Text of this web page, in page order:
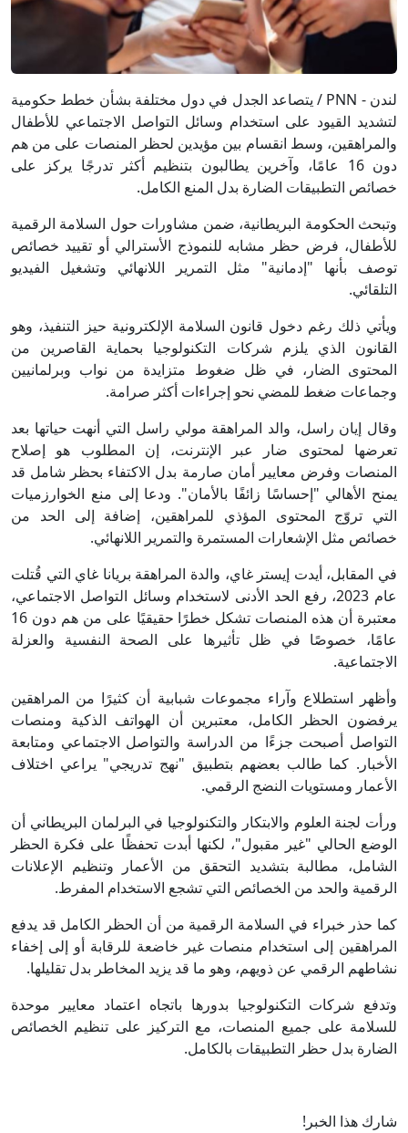
لندن - PNN / يتصاعد الجدل في دول مختلفة بشأن خطط حكومية
لتشديد القيود على استخدام وسائل التواصل الاجتماعي للأطفال
والمراهقين، وسط انقسام بين مؤيدين لحظر المنصات على من هم
دون 16 عامًا، وآخرين يطالبون بتنظيم أكثر تدرجًا يركز على
خصائص التطبيقات الضارة بدل المنع الكامل.
وتبحث الحكومة البريطانية، ضمن مشاورات حول السلامة الرقمية
للأطفال، فرض حظر مشابه للنموذج الأسترالي أو تقييد خصائص
توصف بأنها "إدمانية" مثل التمرير اللانهائي وتشغيل الفيديو
التلقائي.
ويأتي ذلك رغم دخول قانون السلامة الإلكترونية حيز التنفيذ، وهو
القانون الذي يلزم شركات التكنولوجيا بحماية القاصرين من
المحتوى الضار، في ظل ضغوط متزايدة من نواب وبرلمانيين
وجماعات ضغط للمضي نحو إجراءات أكثر صرامة.
وقال إيان راسل، والد المراهقة مولي راسل التي أنهت حياتها بعد
تعرضها لمحتوى ضار عبر الإنترنت، إن المطلوب هو إصلاح
المنصات وفرض معايير أمان صارمة بدل الاكتفاء بحظر شامل قد
يمنح الأهالي "إحساسًا زائفًا بالأمان". ودعا إلى منع الخوارزميات
التي تروّج المحتوى المؤذي للمراهقين، إضافة إلى الحد من
خصائص مثل الإشعارات المستمرة والتمرير اللانهائي.
في المقابل، أيدت إيستر غاي، والدة المراهقة بريانا غاي التي قُتلت
عام 2023، رفع الحد الأدنى لاستخدام وسائل التواصل الاجتماعي،
معتبرة أن هذه المنصات تشكل خطرًا حقيقيًا على من هم دون 16
عامًا، خصوصًا في ظل تأثيرها على الصحة النفسية والعزلة
الاجتماعية.
وأظهر استطلاع وآراء مجموعات شبابية أن كثيرًا من المراهقين
يرفضون الحظر الكامل، معتبرين أن الهواتف الذكية ومنصات
التواصل أصبحت جزءًا من الدراسة والتواصل الاجتماعي ومتابعة
الأخبار. كما طالب بعضهم بتطبيق "نهج تدريجي" يراعي اختلاف
الأعمار ومستويات النضج الرقمي.
ورأت لجنة العلوم والابتكار والتكنولوجيا في البرلمان البريطاني أن
الوضع الحالي "غير مقبول"، لكنها أبدت تحفظًا على فكرة الحظر
الشامل، مطالبة بتشديد التحقق من الأعمار وتنظيم الإعلانات
الرقمية والحد من الخصائص التي تشجع الاستخدام المفرط.
كما حذر خبراء في السلامة الرقمية من أن الحظر الكامل قد يدفع
المراهقين إلى استخدام منصات غير خاضعة للرقابة أو إلى إخفاء
نشاطهم الرقمي عن ذويهم، وهو ما قد يزيد المخاطر بدل تقليلها.
وتدفع شركات التكنولوجيا بدورها باتجاه اعتماد معايير موحدة
للسلامة على جميع المنصات، مع التركيز على تنظيم الخصائص
الضارة بدل حظر التطبيقات بالكامل.
شارك هذا الخبر!